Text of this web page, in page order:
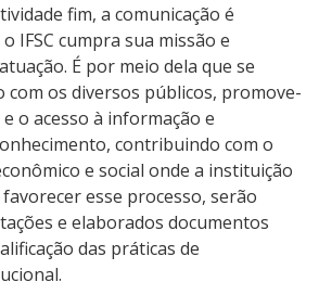
fim, a comunicação é
IFSC cumpra sua missão e
É por meio dela que se
os diversos públicos, promove-
o acesso à informação e
contribuindo com o
e social onde a instituição
esse processo, serão
e elaborados documentos
das práticas de